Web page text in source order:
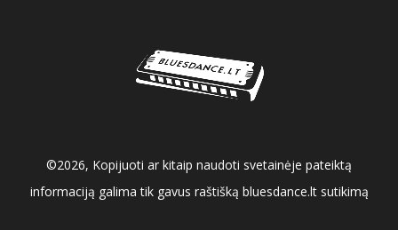
©2026, Kopijuoti ar kitaip naudoti svetainėje pateiktą
informaciją galima tik gavus raštišką bluesdance.lt sutikimą